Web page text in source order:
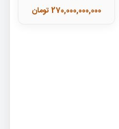
270,000,000,000 تومان